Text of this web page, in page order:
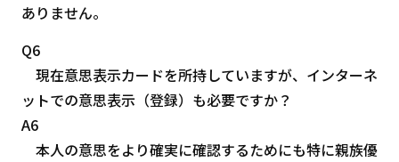
ありません。
Q6
現在意思表示カードを所持していますが、インターネ
ットでの意思表示（登録）も必要ですか？
A6
本人の意思をより確実に確認するためにも特に親族優